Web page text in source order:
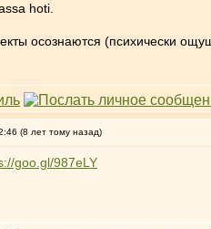
hoti.
осознаются (психически
(8 лет тому назад)
goo.gl/987eLY